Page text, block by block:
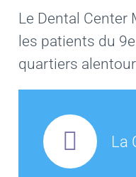
Le Dental Center
les patients du
quartiers
La